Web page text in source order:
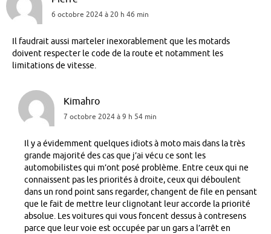
6 octobre 2024 à 20 h 46 min
Il faudrait aussi marteler inexorablement que les motards
doivent respecter le code de la route et notamment les
limitations de vitesse.
Kimahro
7 octobre 2024 à 9 h 54 min
Il y a évidemment quelques idiots à moto mais dans la très
grande majorité des cas que j’ai vécu ce sont les
automobilistes qui m’ont posé problème. Entre ceux qui ne
connaissent pas les priorités à droite, ceux qui déboulent
dans un rond point sans regarder, changent de file en pensant
que le fait de mettre leur clignotant leur accorde la priorité
absolue. Les voitures qui vous foncent dessus à contresens
parce que leur voie est occupée par un gars a l’arrêt en